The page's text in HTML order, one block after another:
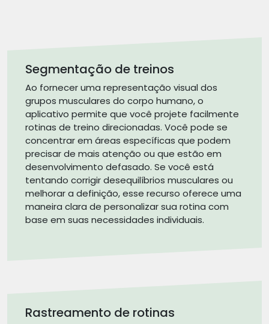
Segmentação de treinos
Ao fornecer uma representação visual dos
grupos musculares do corpo humano, o
aplicativo permite que você projete facilmente
rotinas de treino direcionadas. Você pode se
concentrar em áreas específicas que podem
precisar de mais atenção ou que estão em
desenvolvimento defasado. Se você está
tentando corrigir desequilíbrios musculares ou
melhorar a definição, esse recurso oferece uma
maneira clara de personalizar sua rotina com
base em suas necessidades individuais.
Rastreamento de rotinas